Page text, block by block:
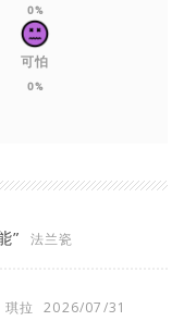
0%
可怕
0%
”
法兰瓷
琪拉 2026/07/31